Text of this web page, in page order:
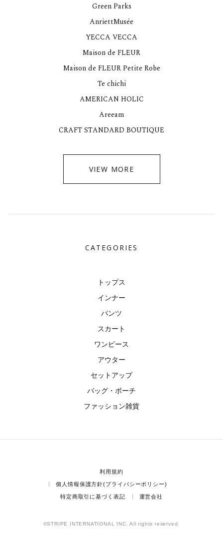
Green Parks
AnriettMusée
YECCA VECCA
Maison de FLEUR
Maison de FLEUR Petite Robe
Te chichi
AMERICAN HOLIC
Areeam
CRAFT STANDARD BOUTIQUE
VIEW MORE
CATEGORIES
トップス
インナー
パンツ
スカート
ワンピース
アウター
セットアップ
バッグ・ポーチ
ファッション雑貨
利用規約
個人情報保護方針(プライバシーポリシー)
特定商取引に基づく表記 運営会社
©STRIPE INTERNATIONAL INC. All rights reserved.